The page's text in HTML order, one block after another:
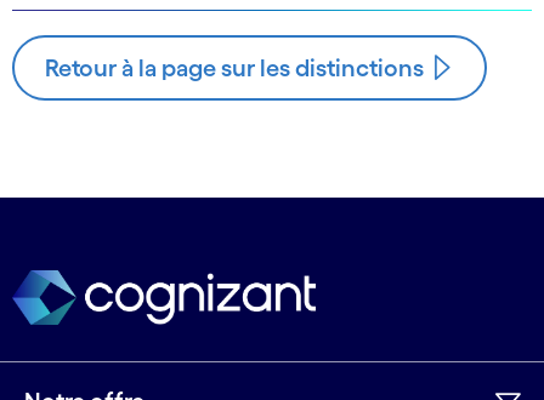
Retour à la page sur les distinctions